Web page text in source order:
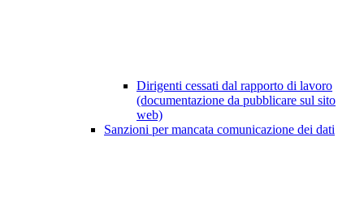
Dirigenti cessati dal rapporto di lavoro
(documentazione da pubblicare sul sito
web)
Sanzioni per mancata comunicazione dei dati